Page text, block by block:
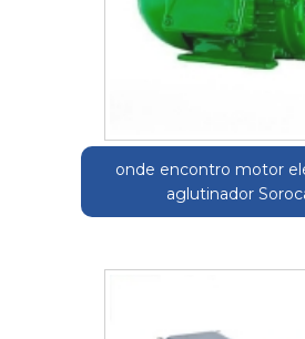
onde encontro motor
aglutinador